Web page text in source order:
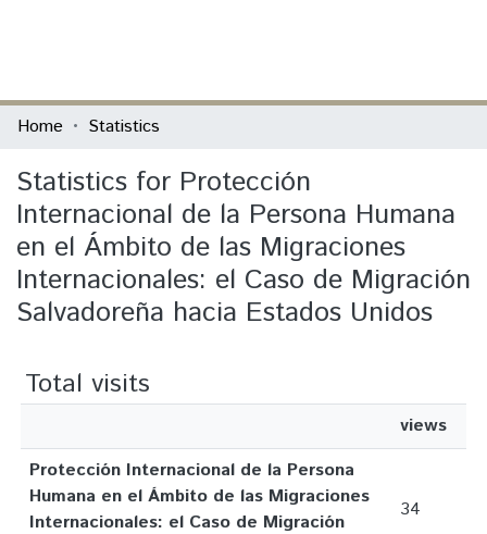
Communities & Collections
All of DSpace
Home Statistics
Statistics for Protección
Internacional de la Persona Humana
en el Ámbito de las Migraciones
Internacionales: el Caso de Migración
Salvadoreña hacia Estados Unidos
Total visits
views
Protección Internacional de la Persona
Humana en el Ámbito de las Migraciones
Internacionales: el Caso de Migración
34